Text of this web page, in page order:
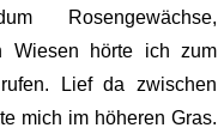
Rosengewächse,
Wiesen hörte ich zum
Lief da zwischen
mich im höheren Gras.